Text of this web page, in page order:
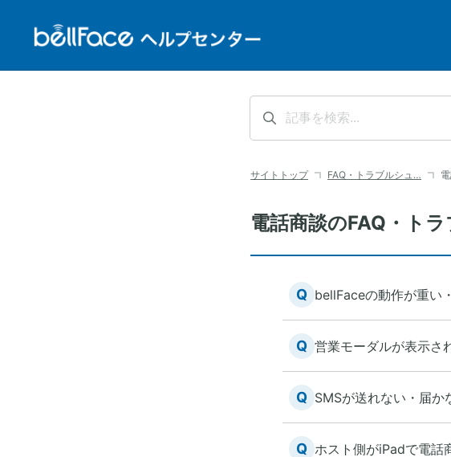
サイトトップ FAQ・トラブルシュ…
電話商談のFAQ・ト
Q bellFaceの動作が重い
Q 営業モーダルが表示さ
Q SMSが送れない・届か
Q ホスト側がiPadで電話